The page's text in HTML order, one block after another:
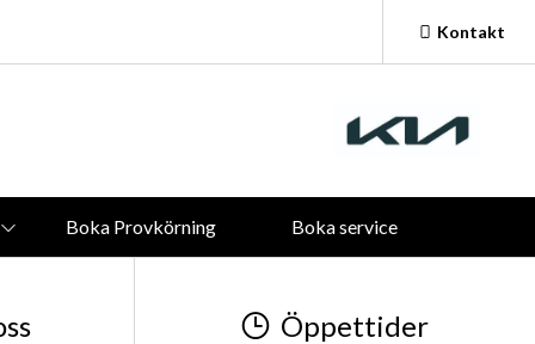
Kontakt
Boka Provkörning Boka service
09.00 - 18.00
Lördagar och Söndagar:Stängt
Öppettider